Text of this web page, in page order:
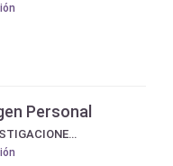
Personal
INSTITUTO DE INVESTIGACIONES HUMANISTICAS